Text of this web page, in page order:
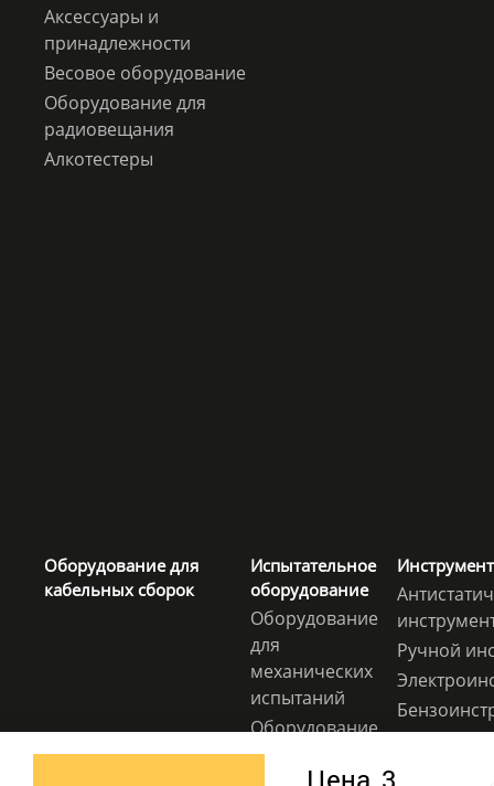
Цена 3
Аксессуары и
принадлежности
Весовое оборудование
Оборудование для
радиовещания
Алкотестеры
Оборудование для
кабельных сборок
Испытательное
оборудование
Оборудование
для
механических
испытаний
Оборудование
для
климатических
Инструмент
Ручной